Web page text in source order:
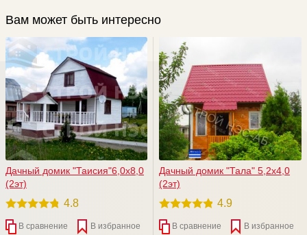
Вам может быть интересно
Дачный домик "Таисия"6,0х8,0
(2эт)
4.8
В сравнение В избранное
Дачный домик "Тала" 5,2х4,0
(2эт)
4.9
В сравнение В избранное